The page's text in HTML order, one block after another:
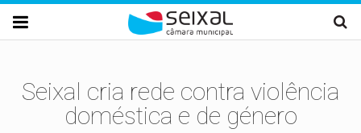
Passar para o conteúdo principal

Seixal cria rede contra violência
doméstica e de género